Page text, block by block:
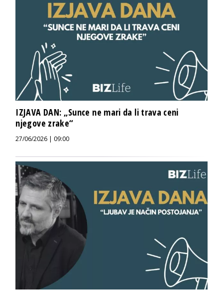
IZJAVA DAN: „Sunce ne mari da li trava ceni
njegove zrake“
27/06/2026 | 09:00